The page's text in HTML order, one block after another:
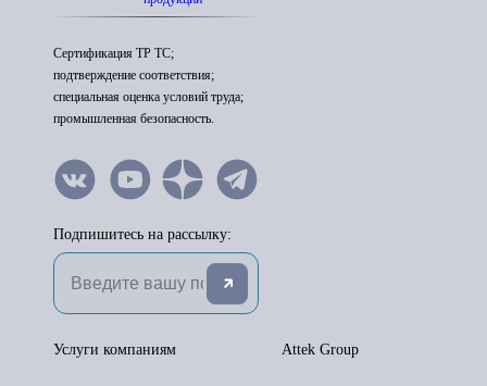
Сертификация ТР ТС;
подтверждение соответствия;
специальная оценка условий труда;
промышленная безопасность.
Подпишитесь на рассылку:
Attek Group
Услуги компаниям